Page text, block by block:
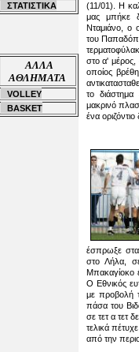
ΣΤΑΤΙΣΤΙΚΑ
ΑΛΛΑ
ΑΘΛΗΜΑΤΑ
VOLLEY
BASKET
(11/01) . Η
μας μπήκε
Νταμιάνο, ο
του
στο α' μέρος,
οποίος
αντικαταστ
το
μακρινό
ένα
έσπρωξε
στο Λήλα,
Μπακαγίοκο
Ο Εθνικός
με προβολή
πάσα του
σε τετ α τετ
τελικά
από την